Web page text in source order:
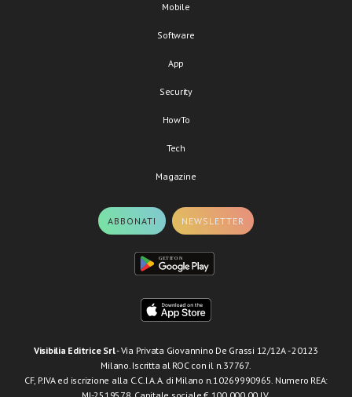
Mobile
Software
App
Security
HowTo
Tech
Magazine
ABBONATI NEWSLETTER
Visibilia Editrice Srl- Via Privata Giovannino De Grassi 12/12A - 20123
Milano. Iscritta al ROC con il n.37767.
CF, P.IVA ed iscrizione alla C.C.I.A.A. di Milano n.10269990965. Numero REA: